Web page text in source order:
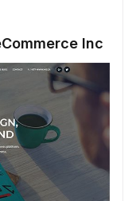
Inc